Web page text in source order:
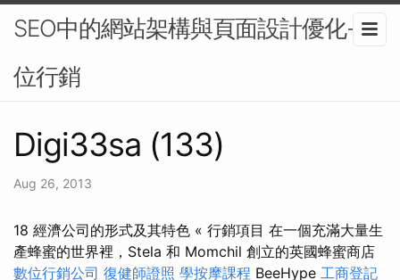
SEO中的網站架構與頁面設計優化-數
位行銷
Digi33sa (133)
Aug 26, 2013
18 經濟公司的形式及其特色 « 行銷項目 在一個充滿大量生
產蜂蜜的世界裡，Stela 和 Momchil 創立的英國蜂蜜商店
數位行銷公司 復健師證照 學按摩課程 BeeHype 工商登記